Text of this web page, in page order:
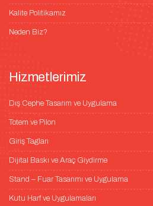
Kalite Politikamız
Neden Biz?
Hizmetlerimiz
Dış Cephe Tasarım ve Uygulama
Totem ve Pilon
Giriş Tagları
Dijital Baskı ve Araç Giydirme
Stand – Fuar Tasarımı ve Uygulama
Kutu Harf ve Uygulamaları